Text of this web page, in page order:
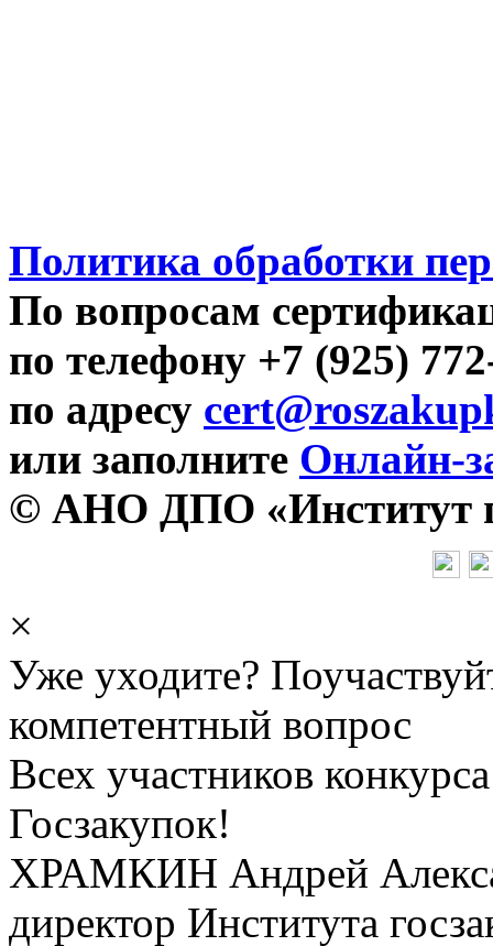
Политика обработки
По вопросам
по телефону +7 (925)
по адресу
или заполните Онлайн-
© АНО ДПО «Институт
×
Уже уходите?
компетентный вопрос
Всех участников
Госзакупок!
ХРАМКИН Андрей
директор Института